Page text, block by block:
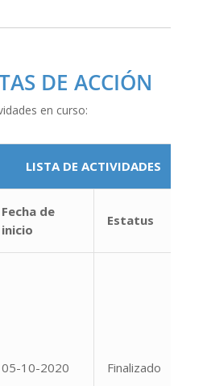
DE ACCIÓN
en curso:
LISTA DE ACTIVIDADES
Fecha de
inicio
Estatus
05-10-2020 Finalizado